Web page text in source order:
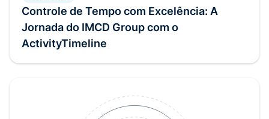
Controle de Tempo com Excelência: A
Jornada do IMCD Group com o
ActivityTimeline